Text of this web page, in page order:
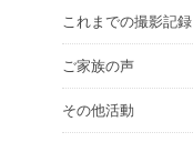
これまでの撮影記録
ご家族の声
その他活動